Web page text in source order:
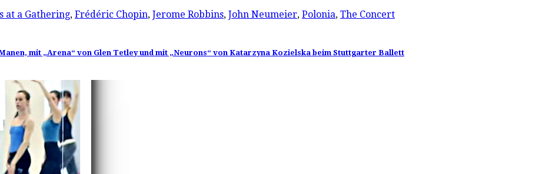
at a Gathering, Frédéric Chopin, Jerome Robbins, John Neumeier, Polonia, The Concert
mit „Arena“ von Glen Tetley und mit „Neurons“ von Katarzyna Kozielska beim Stuttgarter Ballett